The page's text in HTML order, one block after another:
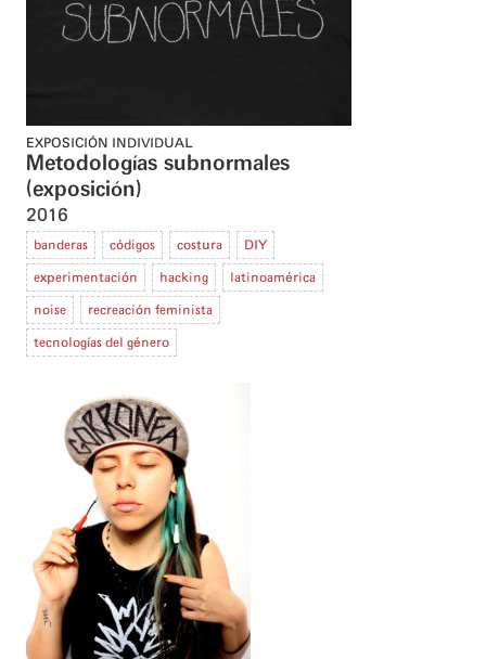
EXPOSICIÓN INDIVIDUAL
Metodologías subnormales
(exposición)
2016
banderas códigos costura DIY
experimentación hacking latinoamérica
noise recreación feminista
tecnologías del género